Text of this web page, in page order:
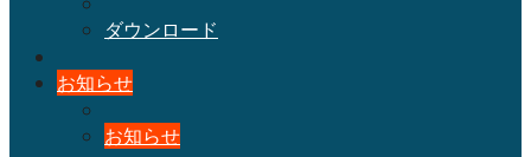
ダウンロード
お知らせ
お知らせ